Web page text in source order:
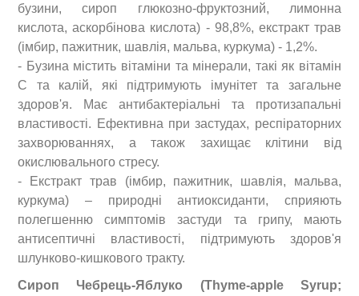
бузини, сироп глюкозно-фруктозний, лимонна
кислота, аскорбінова кислота) - 98,8%, екстракт трав
(імбир, пажитник, шавлія, мальва, куркума) - 1,2%.
- Бузина містить вітаміни та мінерали, такі як вітамін
C та калій, які підтримують імунітет та загальне
здоров'я. Має антибактеріальні та протизапальні
властивості. Ефективна при застудах, респіраторних
захворюваннях, а також захищає клітини від
окислювального стресу.
- Екстракт трав (імбир, пажитник, шавлія, мальва,
куркума) – природні антиоксиданти, сприяють
полегшенню симптомів застуди та грипу, мають
антисептичні властивості, підтримують здоров'я
шлунково-кишкового тракту.
Сироп Чебрець-Яблуко (Thyme-apple Syrup;